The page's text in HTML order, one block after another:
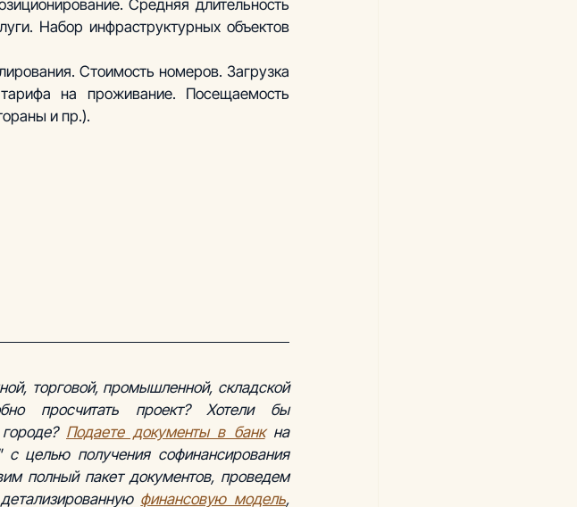
Средняя длительность
Набор инфраструктурных объектов
Стоимость номеров. Загрузка
на проживание. Посещаемость
и пр.).
торговой, промышленной, складской
просчитать проект? Хотели бы
Подаете документы в банк на
целью получения софинансирования
процентной ставки? Обратитесь к нам. Мы подготовим полный пакет документов, проведем
финансовую модель,